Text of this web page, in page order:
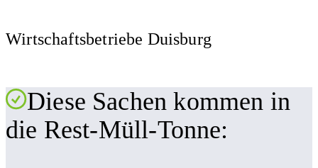
Wirtschaftsbetriebe Duisburg
Diese Sachen kommen in
die Rest-Müll-Tonne: